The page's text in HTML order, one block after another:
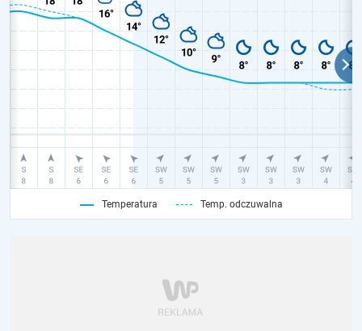
Temperatura Temp. odczuwalna